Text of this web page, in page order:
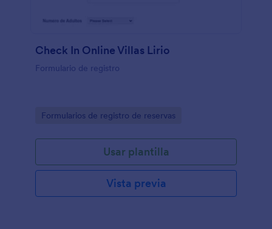
Check In Online Villas Lirio
Formulario de registro
Go to Category:
Formularios de registro de reservas
Usar plantilla
Vista previa